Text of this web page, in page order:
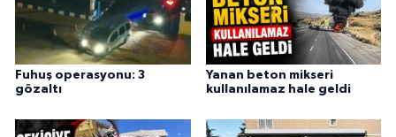
Fuhuş operasyonu: 3
gözaltı
Yanan beton mikseri
kullanılamaz hale geldi